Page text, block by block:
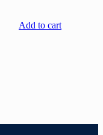
Add to cart